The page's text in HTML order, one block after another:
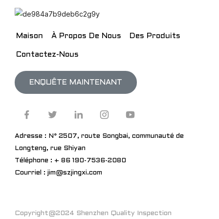
Maison À Propos De Nous Des Produits
Contactez-Nous
ENQUÊTE MAINTENANT
Adresse : N° 2507, route Songbai, communauté de
Longteng, rue Shiyan
Téléphone : + 86 190-7536-2080
Courriel : jim@szjingxi.com
Copyright@2024 Shenzhen Quality Inspection